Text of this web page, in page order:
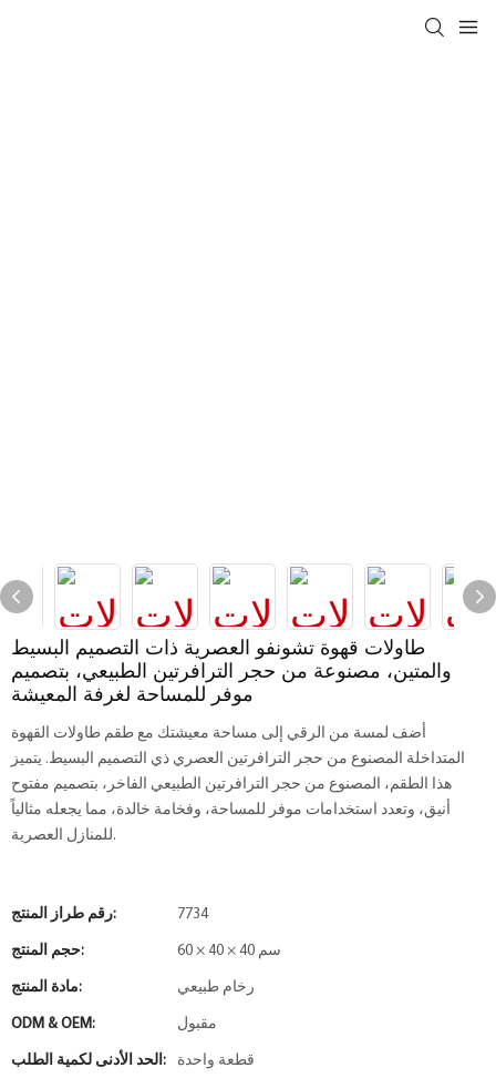
طاولات قهوة تشونفو العصرية ذات التصميم البسيط
والمتين، مصنوعة من حجر الترافرتين الطبيعي، بتصميم
موفر للمساحة لغرفة المعيشة
أضف لمسة من الرقي إلى مساحة معيشتك مع طقم طاولات القهوة
المتداخلة المصنوع من حجر الترافرتين العصري ذي التصميم البسيط. يتميز
هذا الطقم، المصنوع من حجر الترافرتين الطبيعي الفاخر، بتصميم مفتوح
أنيق، وتعدد استخدامات موفر للمساحة، وفخامة خالدة، مما يجعله مثالياً
للمنازل العصرية.
رقم طراز المنتج: 7734
حجم المنتج: 60 × 40 × 40 سم
مادة المنتج: رخام طبيعي
ODM & OEM: مقبول
الحد الأدنى لكمية الطلب: قطعة واحدة